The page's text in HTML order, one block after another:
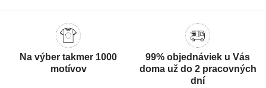
Na výber takmer 1000
motívov
99% objednáviek u Vás
doma už do 2 pracovných
dní